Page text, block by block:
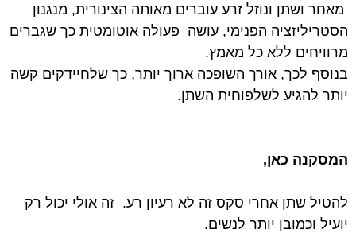
מאחר ושתן ונוזל זרע עוברים מאותה הצינורית, מנגנון
הסטריליזציה הפנימי, עושה
פעולה אוטומטית כך שגברים
מרוויחים ללא כל מאמץ.
בנוסף לכך, אורך השופכה ארוך יותר, כך שלחיידקים קשה
יותר להגיע לשלפוחית השתן.
המסקנה כאן,
להטיל שתן אחרי סקס זה לא רעיון רע. זה אולי יכול רק
יועיל וכמובן יותר לנשים.